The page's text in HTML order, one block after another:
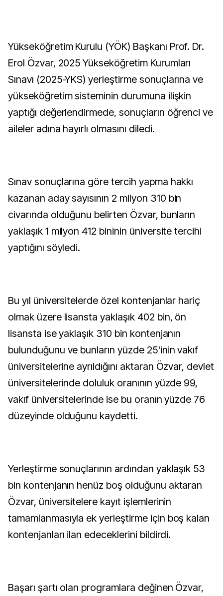
Yükseköğretim Kurulu (YÖK) Başkanı Prof. Dr.
Erol Özvar, 2025 Yükseköğretim Kurumları
Sınavı (2025-YKS) yerleştirme sonuçlarına ve
yükseköğretim sisteminin durumuna ilişkin
yaptığı değerlendirmede, sonuçların öğrenci ve
aileler adına hayırlı olmasını diledi.
Sınav sonuçlarına göre tercih yapma hakkı
kazanan aday sayısının 2 milyon 310 bin
civarında olduğunu belirten Özvar, bunların
yaklaşık 1 milyon 412 bininin üniversite tercihi
yaptığını söyledi.
Bu yıl üniversitelerde özel kontenjanlar hariç
olmak üzere lisansta yaklaşık 402 bin, ön
lisansta ise yaklaşık 310 bin kontenjanın
bulunduğunu ve bunların yüzde 25'inin vakıf
üniversitelerine ayrıldığını aktaran Özvar, devlet
üniversitelerinde doluluk oranının yüzde 99,
vakıf üniversitelerinde ise bu oranın yüzde 76
düzeyinde olduğunu kaydetti.
Yerleştirme sonuçlarının ardından yaklaşık 53
bin kontenjanın henüz boş olduğunu aktaran
Özvar, üniversitelere kayıt işlemlerinin
tamamlanmasıyla ek yerleştirme için boş kalan
kontenjanları ilan edeceklerini bildirdi.
Başarı şartı olan programlara değinen Özvar,